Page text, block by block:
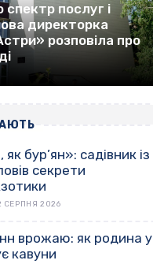
послуг і
директорка
розповіла про
бур’ян»: садівник із
секрети
СЕРПНЯ 2026
врожаю: як родина у
кавуни